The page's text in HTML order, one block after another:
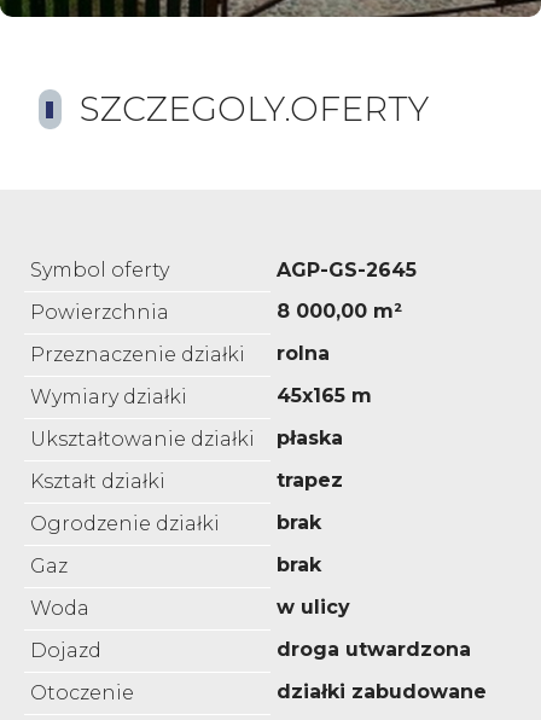
SZCZEGOLY.OFERTY
Symbol oferty
AGP-GS-2645
Powierzchnia
8 000,00 m²
Przeznaczenie działki
rolna
Wymiary działki
45x165 m
Ukształtowanie działki
płaska
Kształt działki
trapez
Ogrodzenie działki
brak
Gaz
brak
Woda
w ulicy
Dojazd
droga utwardzona
Otoczenie
działki zabudowane